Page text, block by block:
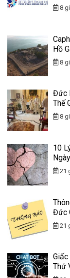
8
Hồ
8
Đức
Thế
8
10
21
Đức
21
Thử